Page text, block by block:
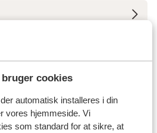
cookies
automatisk installeres i din
vores hjemmeside. Vi
som standard for at sikre, at
Hotel